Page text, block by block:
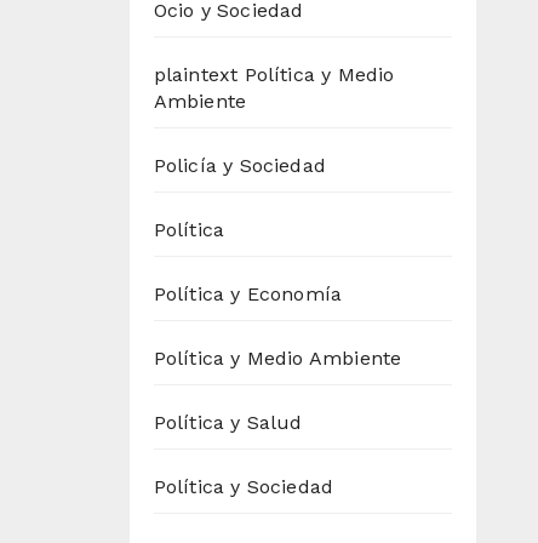
Ocio y Sociedad
plaintext Política y Medio
Ambiente
Policía y Sociedad
Política
Política y Economía
Política y Medio Ambiente
Política y Salud
Política y Sociedad